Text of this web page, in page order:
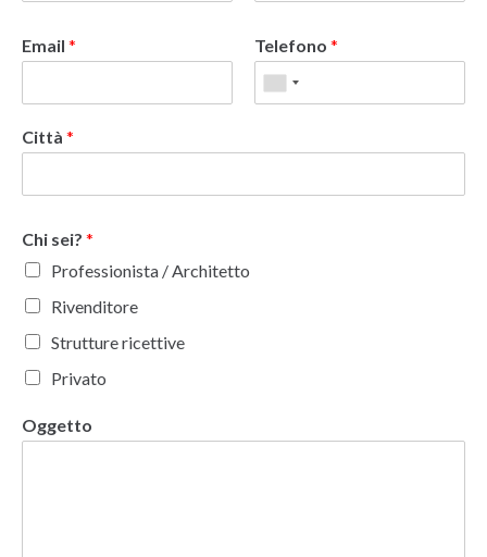
Email * Telefono *
Città *
Chi sei? *
Professionista / Architetto
Rivenditore
Strutture ricettive
Privato
Oggetto